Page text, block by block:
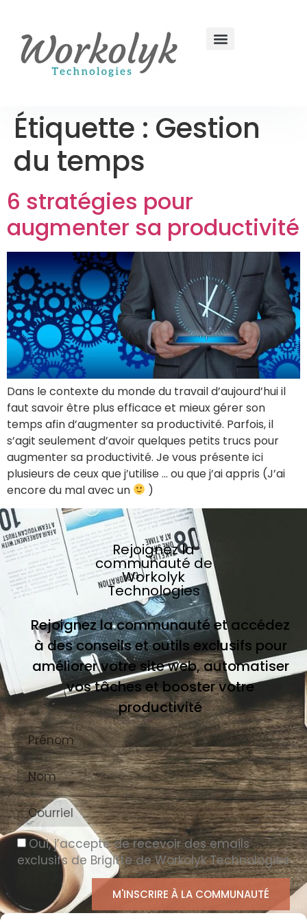
Étiquette : Gestion
du temps
6 stratégies pour
augmenter sa productivité
Dans le contexte du monde du travail d’aujourd’hui il
faut savoir être plus efficace et mieux gérer son
temps afin d’augmenter sa productivité. Parfois, il
s’agit seulement d’avoir quelques petits trucs pour
augmenter sa productivité. Je vous présente ici
plusieurs de ceux que j’utilise … ou que j’ai appris (J’ai
encore du mal avec un
)
Rejoignez la
communauté de
Workolyk
Technologies
Rejoignez la communauté et accédez
à des conseils et outils exclusifs pour
améliorer votre site web, automatiser
vos tâches et booster votre
productivité
Oui, j’accepte de recevoir des emails
exclusifs de Brigitte de Workolyk Technologies
M'INSCRIRE À LA COMMUNAUTÉ